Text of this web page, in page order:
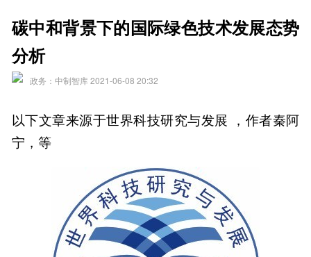
碳中和背景下的国际绿色技术发展态势
分析
政务：中制智库 2021-06-08 20:32
以下文章来源于世界科技研究与发展 ，作者秦阿
宁，等